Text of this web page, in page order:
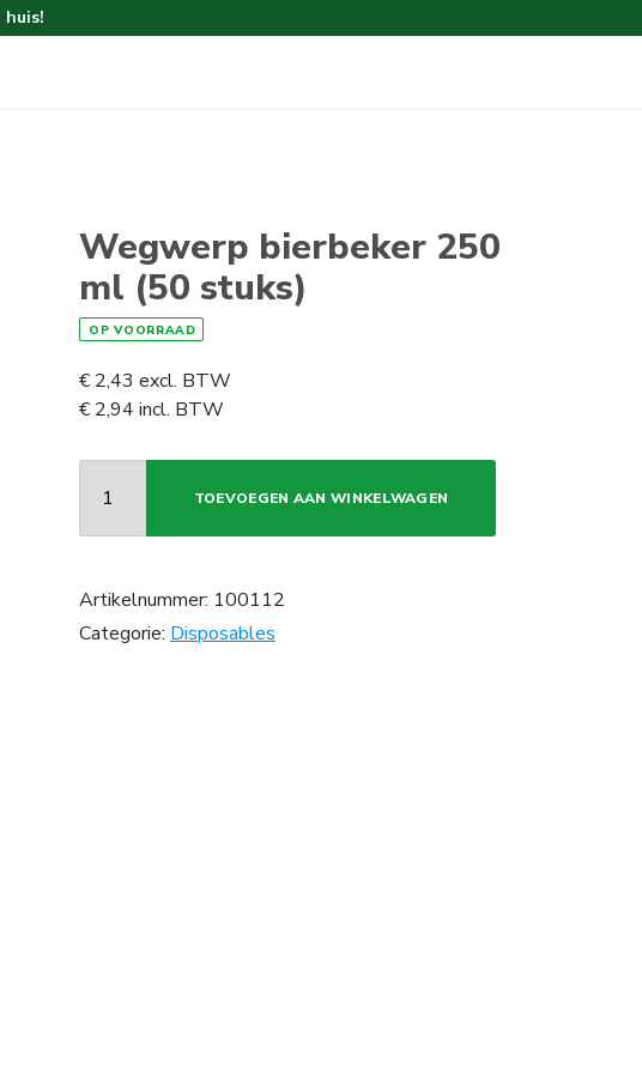
Wegwerp bierbeker 250
ml (50 stuks)
OP VOORRAAD
€ 2,43 excl. BTW
€ 2,94 incl. BTW
TOEVOEGEN AAN WINKELWAGEN
Artikelnummer: 100112
Categorie: Disposables